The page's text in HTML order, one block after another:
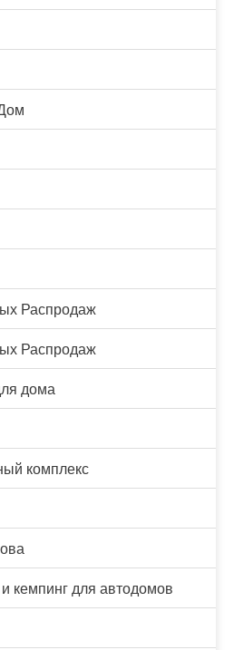
Распродаж
Распродаж
дома
комплекс
кемпинг для автодомов